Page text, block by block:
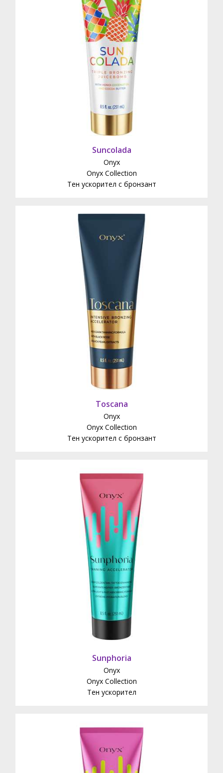
Suncolada
Onyx
Onyx Collection
Тен ускорител с бронзант
Toscana
Onyx
Onyx Collection
Тен ускорител с бронзант
Sunphoria
Onyx
Onyx Collection
Тен ускорител